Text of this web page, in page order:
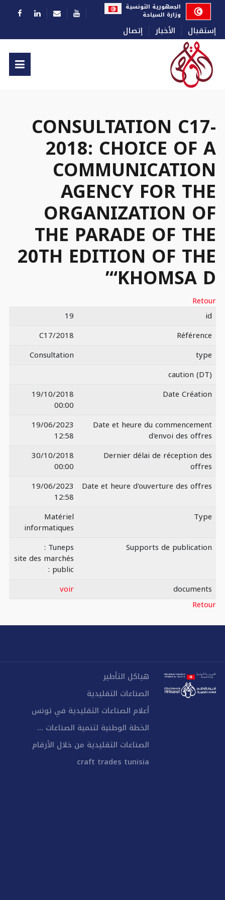
إستقبال الأخبار إتصال
اختر لغتكالجمهورية التونسية
وزارة السياحة
CONSULTATION C17-
2018: CHOICE OF A
COMMUNICATION
AGENCY FOR THE
ORGANIZATION OF
THE PARADE OF THE
20TH EDITION OF THE
“KHOMSA D’
Retour
id
19
Référence
C17/2018
type
Consultation
caution (DT)
Date Création
19/10/2018
00:00
Date et heure du commencement
d'envoi des offres
19/06/2023
12:58
Dernier délai de réception des
offres
30/10/2018
00:00
Date et heure d'ouverture des offres
19/06/2023
12:58
Type
Matériel
informatiques
Supports de publication
Tuneps :
site des marchés
public :
documents
voir
Retour
هياكل التأطير
الصناعات التقليدية
أعلام الصناعات التقليدية في تونس
الخطة الوطنية لتنمية الصناعات ...
الصناعات التقليدية من خلال الأرقام
craft trades tunisia